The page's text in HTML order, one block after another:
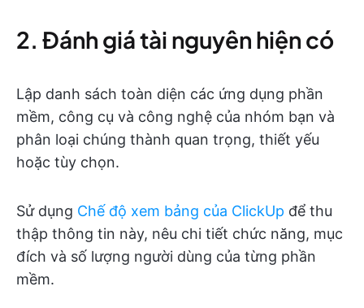
2. Đánh giá tài nguyên hiện có
Lập danh sách toàn diện các ứng dụng phần
mềm, công cụ và công nghệ của nhóm bạn và
phân loại chúng thành quan trọng, thiết yếu
hoặc tùy chọn.
Sử dụng Chế độ xem bảng của ClickUp để thu
thập thông tin này, nêu chi tiết chức năng, mục
đích và số lượng người dùng của từng phần
mềm.